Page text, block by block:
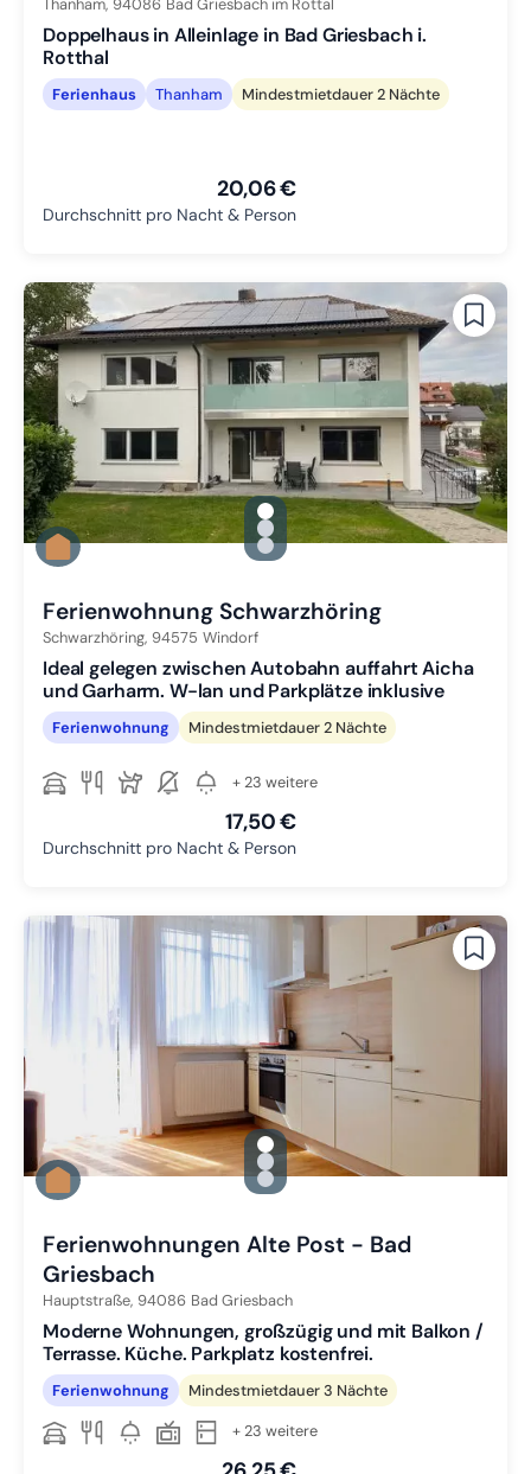
Thanham, 94086 Bad Griesbach im Rottal
Doppelhaus in Alleinlage in Bad Griesbach i.
Rotthal
Ferienhaus Thanham Mindestmietdauer 2 Nächte
20,06 €
Durchschnitt pro Nacht & Person
gallery.slide_selector
Zu Slide 1 wechseln
Zu Slide 2 wechseln
Zu Slide 3 wechseln
Ferienwohnung Schwarzhöring
Schwarzhöring, 94575 Windorf
Ideal gelegen zwischen Autobahn auffahrt Aicha
und Garharm. W-lan und Parkplätze inklusive
Ferienwohnung Mindestmietdauer 2 Nächte
+ 23 weitere
17,50 €
Durchschnitt pro Nacht & Person
gallery.slide_selector
Zu Slide 1 wechseln
Zu Slide 2 wechseln
Zu Slide 3 wechseln
Ferienwohnungen Alte Post - Bad
Griesbach
Hauptstraße, 94086 Bad Griesbach
Moderne Wohnungen, großzügig und mit Balkon /
Terrasse. Küche. Parkplatz kostenfrei.
Ferienwohnung Mindestmietdauer 3 Nächte
+ 23 weitere